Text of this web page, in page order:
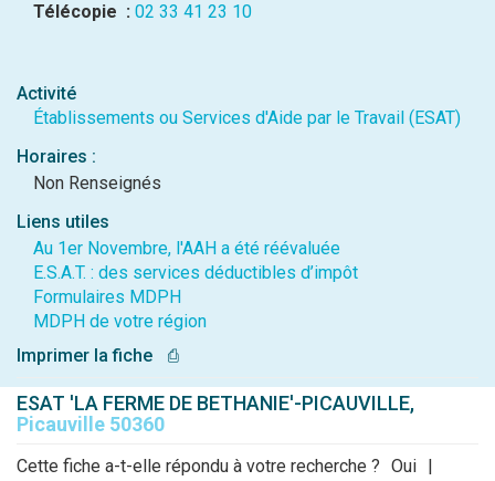
Télécopie : 02 33 41 23 10
Activité
Établissements ou Services d'Aide par le Travail (ESAT)
Horaires :
Non Renseignés
Liens utiles
Au 1er Novembre, l'AAH a été réévaluée
E.S.A.T. : des services déductibles d’impôt
Formulaires MDPH
MDPH de votre région
Imprimer la fiche
⎙
ESAT 'LA FERME DE BETHANIE'-PICAUVILLE,
Picauville 50360
Cette fiche a-t-elle répondu à votre recherche ? Oui |